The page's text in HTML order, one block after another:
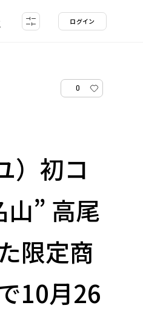
ログイン
0
）初コ
” 高尾
限定商
10月26